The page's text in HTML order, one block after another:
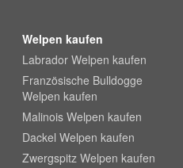
Welpen kaufen
Labrador Welpen kaufen
Französische Bulldogge
Welpen kaufen
Malinois Welpen kaufen
Dackel Welpen kaufen
Zwergspitz Welpen kaufen